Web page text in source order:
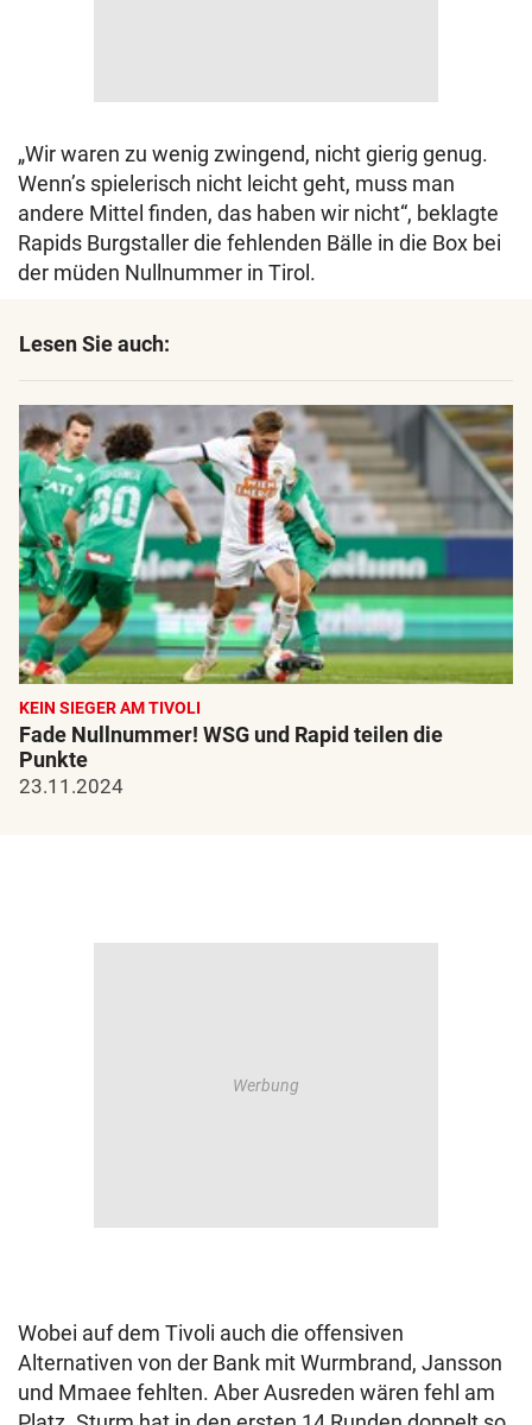
„Wir waren zu wenig zwingend, nicht gierig genug.
Wenn’s spielerisch nicht leicht geht, muss man
andere Mittel finden, das haben wir nicht“, beklagte
Rapids Burgstaller die fehlenden Bälle in die Box bei
der müden Nullnummer in Tirol.
Lesen Sie auch:
KEIN SIEGER AM TIVOLI
Fade Nullnummer! WSG und Rapid teilen die
Punkte
23.11.2024
Wobei auf dem Tivoli auch die offensiven
Alternativen von der Bank mit Wurmbrand, Jansson
und Mmaee fehlten. Aber Ausreden wären fehl am